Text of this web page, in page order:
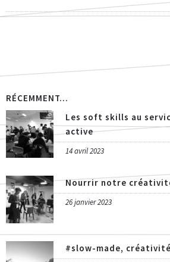
RÉCEMMENT...
Les soft skills au
active
14 avril 2023
Nourrir notre
26 janvier 2023
#slow-made,